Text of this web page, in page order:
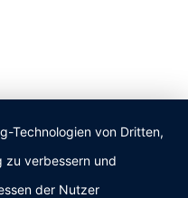
Technologien von Dritten,
zu verbessern und
der Nutzer